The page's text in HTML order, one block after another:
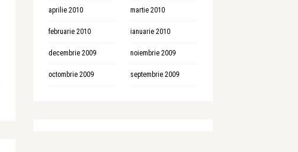
aprilie 2010 martie 2010
februarie 2010 ianuarie 2010
decembrie 2009 noiembrie 2009
octombrie 2009 septembrie 2009